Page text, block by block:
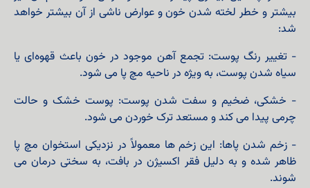
بیشتر و خطر لخته شدن خون و عوارض ناشی از آن بیشتر خواهد
شد:
- تغییر رنگ پوست: تجمع آهن موجود در خون باعث قهوه‌ای یا
سیاه شدن پوست، به‌ ویژه در ناحیه مچ پا می‌ شود.
- خشکی، ضخیم و سفت شدن پوست: پوست خشک و حالت
چرمی پیدا می کند و مستعد ترک خوردن می شود.
- زخم شدن پاها: این زخم‌ ها معمولاً در نزدیکی استخوان مچ پا
ظاهر شده و به دلیل فقر اکسیژن در بافت، به سختی درمان می‌
شوند.